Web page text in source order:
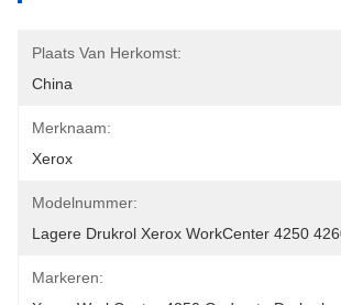
Plaats Van Herkomst:
China
Merknaam:
Xerox
Modelnummer:
Lagere Drukrol Xerox WorkCenter 4250
Markeren: